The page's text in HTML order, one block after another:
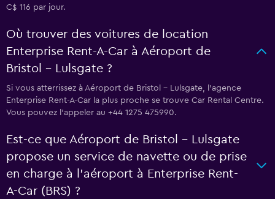
C$ 116 par jour.
Où trouver des voitures de location
Enterprise Rent-A-Car à Aéroport de
Bristol - Lulsgate ?
Si vous atterrissez à Aéroport de Bristol - Lulsgate, l’agence
Enterprise Rent-A-Car la plus proche se trouve Car Rental Centre.
Vous pouvez l’appeler au +44 1275 475990.
Est-ce que Aéroport de Bristol - Lulsgate
propose un service de navette ou de prise
en charge à l’aéroport à Enterprise Rent-
A-Car (BRS) ?